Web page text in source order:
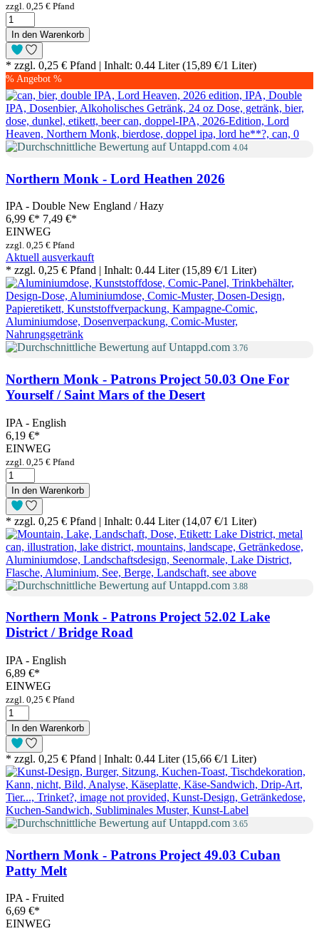
zzgl. 0,25 € Pfand
In den Warenkorb
* zzgl. 0,25 € Pfand | Inhalt: 0.44 Liter (15,89 €/1 Liter)
% Angebot %
4.04
Northern Monk - Lord Heathen 2026
IPA - Double New England / Hazy
6,99 €* 7,49 €*
EINWEG
zzgl. 0,25 € Pfand
Aktuell ausverkauft
* zzgl. 0,25 € Pfand | Inhalt: 0.44 Liter (15,89 €/1 Liter)
3.76
Northern Monk - Patrons Project 50.03 One For
Yourself / Saint Mars of the Desert
IPA - English
6,19 €*
EINWEG
zzgl. 0,25 € Pfand
In den Warenkorb
* zzgl. 0,25 € Pfand | Inhalt: 0.44 Liter (14,07 €/1 Liter)
3.88
Northern Monk - Patrons Project 52.02 Lake
District / Bridge Road
IPA - English
6,89 €*
EINWEG
zzgl. 0,25 € Pfand
In den Warenkorb
* zzgl. 0,25 € Pfand | Inhalt: 0.44 Liter (15,66 €/1 Liter)
3.65
Northern Monk - Patrons Project 49.03 Cuban
Patty Melt
IPA - Fruited
6,69 €*
EINWEG